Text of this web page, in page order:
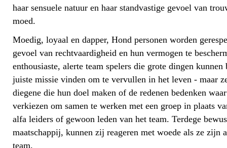
haar sensuele natuur en haar standvastige gevoel van
moed.
Moedig, loyaal en dapper, Hond personen worden
gevoel van rechtvaardigheid en hun vermogen te
enthousiaste, alerte team spelers die grote dingen
juiste missie vinden om te vervullen in het leven - maar
diegene die hun doel maken of de redenen bedenken
verkiezen om samen te werken met een groep in plaats
alfa leiders of gewoon leden van het team. Terdege
maatschappij, kunnen zij reageren met woede als ze zijn
team.